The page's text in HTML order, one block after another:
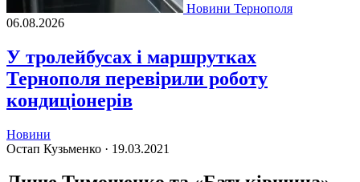
Новини Тернополя
06.08.2026
У тролейбусах і маршрутках
Тернополя перевірили роботу
кондиціонерів
Новини
Остап Кузьменко · 19.03.2021